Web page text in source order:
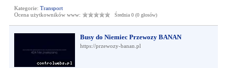
Kategorie: Transport
Ocena użytkowników www:
Średnia 0 (0 głosów)
Busy do Niemiec Przewozy BANAN
https://przewozy-banan.pl